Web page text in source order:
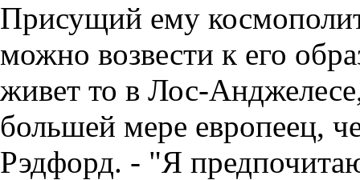
Присущий ему
можно возвести к его
живет то в Лос-
большей мере европеец,
Рэдфорд. - "Я